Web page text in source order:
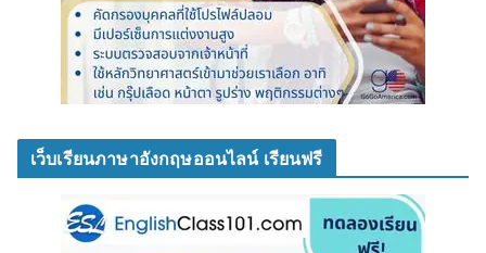
เว็บเรียนภาษาอังกฤษออนไลน์ เรียนฟรี